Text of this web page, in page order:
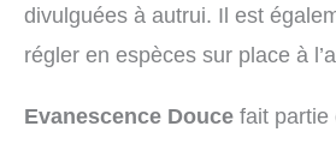
divulguées à autrui. Il est
régler en espèces sur place à
Evanescence Douce fait partie